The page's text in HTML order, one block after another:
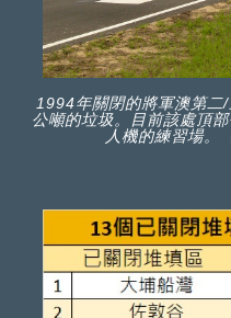
1994年關閉的將軍澳第
公噸的垃圾。目前該處頂
人機的練習場。